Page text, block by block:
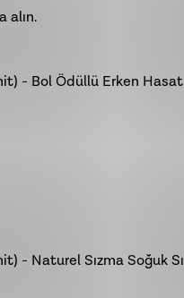
alın.
- Bol Ödüllü Erken Hasat
- Naturel Sızma Soğuk